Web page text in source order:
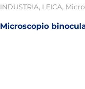
INDUSTRIA, LEICA,
Microscopio